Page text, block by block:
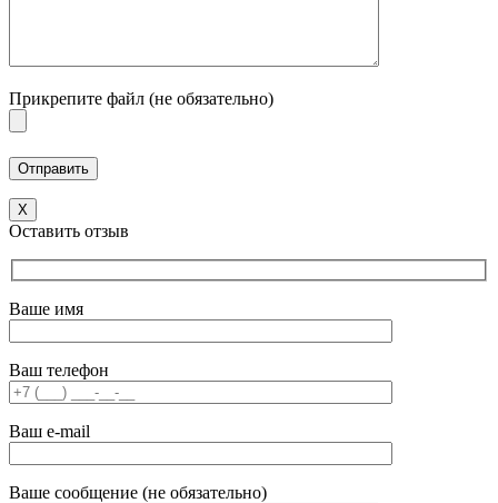
Прикрепите файл (не обязательно)
X
Оставить отзыв
Ваше имя
Ваш телефон
Ваш e-mail
Ваше сообщение (не обязательно)